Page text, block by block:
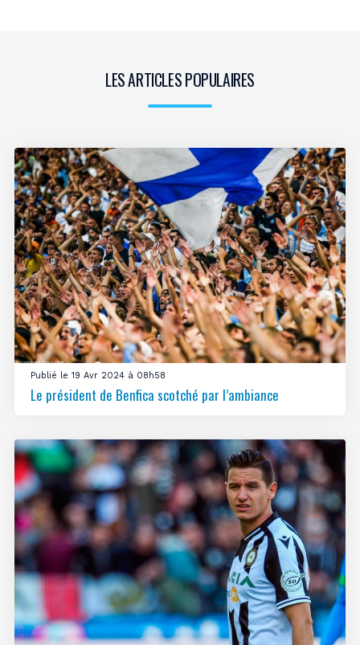
LES ARTICLES POPULAIRES
Publié le 19 Avr 2024 à 08h58
Le président de Benfica scotché par l’ambiance